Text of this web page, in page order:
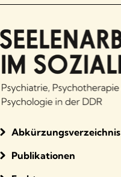
Abkürzungsverzeichnis
Publikationen